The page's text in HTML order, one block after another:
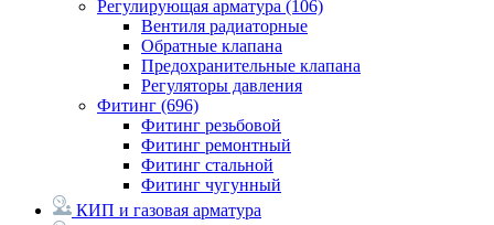
Регулирующая арматура (106)
Вентиля радиаторные
Обратные клапана
Предохранительные клапана
Регуляторы давления
Фитинг (696)
Фитинг резьбовой
Фитинг ремонтный
Фитинг стальной
Фитинг чугунный
КИП и газовая арматура